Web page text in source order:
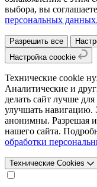
выбора, вы
персональных данных.
Разрешить все
Настройка coockie
Технические cookie
Аналитические и
делать сайт лучше
улучшать навигацию.
анонимны. Разрешая
нашего сайта.
обработки
Технические Cookies